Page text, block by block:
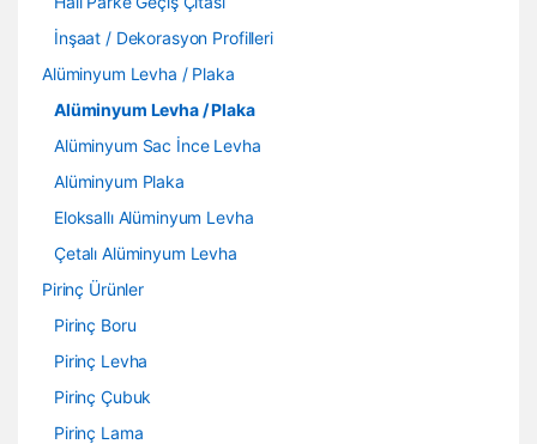
İnşaat / Dekorasyon Profilleri
Alüminyum Levha / Plaka
Alüminyum Levha / Plaka
Alüminyum Sac İnce Levha
Alüminyum Plaka
Eloksallı Alüminyum Levha
Çetalı Alüminyum Levha
Pirinç Ürünler
Pirinç Boru
Pirinç Levha
Pirinç Çubuk
Pirinç Lama